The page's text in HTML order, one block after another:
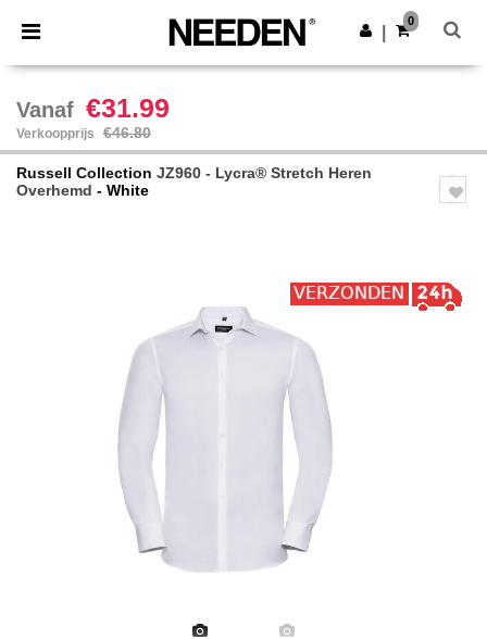
× Needen-app
Betere prijzen in de app!
Download app
0
Vanaf €31.99
Verkoopprijs €46.80
Russell Collection JZ960 - Lycra® Stretch Heren
Overhemd - White